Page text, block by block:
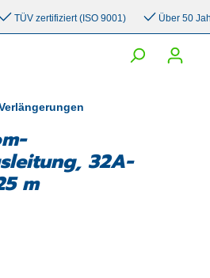
zertifiziert (ISO 9001) Über 50 Jahre
32A-
m